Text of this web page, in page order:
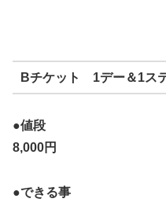
Bチケット 1デー＆1ス
●値段
8,000円
●できる事